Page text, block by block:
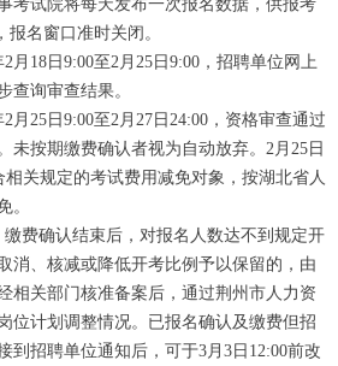
考试院将每天发布一次报名数据，供报考
报名窗口准时关闭。
18日9:00至2月25日9:00，招聘单位网上
查询审查结果。
25日9:00至2月27日24:00，资格审查通过
未按期缴费确认者视为自动放弃。2月25日
相关规定的考试费用减免对象，按湖北省人
。
确认结束后，对报名人数达不到规定开
消、核减或降低开考比例予以保留的，由
相关部门核准备案后，通过荆州市人力资
位计划调整情况。已报名确认及缴费但招
到招聘单位通知后，可于3月3日12:00前改